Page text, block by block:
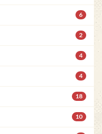
6
2
4
4
18
10